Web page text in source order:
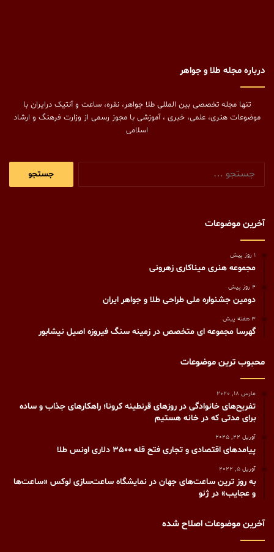
درباره مجله طلا و جواهر
تنها مجله تخصصی بین المللی طلا جواهر، نقره، ساعت و آنتیک درایران با
موضوعات هنری، علمی، خبری ، آموزشی با مجوز رسمی از وزارت فرهنگ و ارشاد
اسلامی
آخرین موضوعات
1 روز پیش
مجموعه هنری میناکاری زهرونی
4 روز پیش
دومین جشنواره ملی طراحی طلا و جواهر ایران
3 هفته پیش
گهرسا مجموعه ای متخصص در زمینه سنگ فیروزه اصیل نیشابور
محبوب ترین موضوعات
مارس 18, 2020
تفریح‌های خانوادگی در روزهای قرنطینه کرونا؛ راهکارهای جذاب و ساده
برای مدتی که در خانه‌ هستیم
آوریل 22, 2025
پیامدهای اقتصادی و تجاری فتح قله 3500 دلاری اونس طلا
آوریل 5, 2022
به روز ترین ساعت‌های جهان در نمایشگاه ساعت‌سازی لوکس «ساعت‌ها
و عجایب» در ژنو
آخرین موضوعات اصلاح شده